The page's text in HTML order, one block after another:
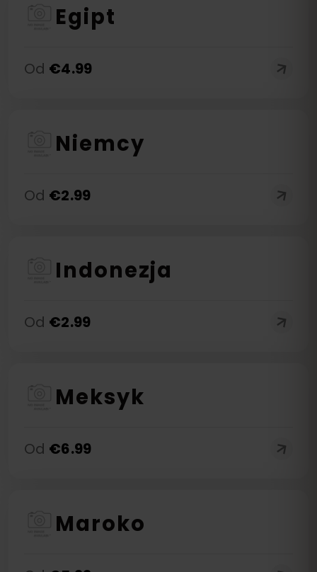
Egipt
Od €4.99
Niemcy
Od €2.99
Indonezja
Od €2.99
Meksyk
Od €6.99
Maroko